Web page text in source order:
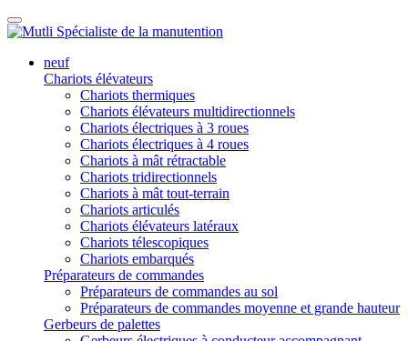
neuf
Chariots élévateurs
Chariots thermiques
Chariots élévateurs multidirectionnels
Chariots électriques à 3 roues
Chariots électriques à 4 roues
Chariots à mât rétractable
Chariots tridirectionnels
Chariots à mât tout-terrain
Chariots articulés
Chariots élévateurs latéraux
Chariots télescopiques
Chariots embarqués
Préparateurs de commandes
Préparateurs de commandes au sol
Préparateurs de commandes moyenne et grande hauteur
Gerbeurs de palettes